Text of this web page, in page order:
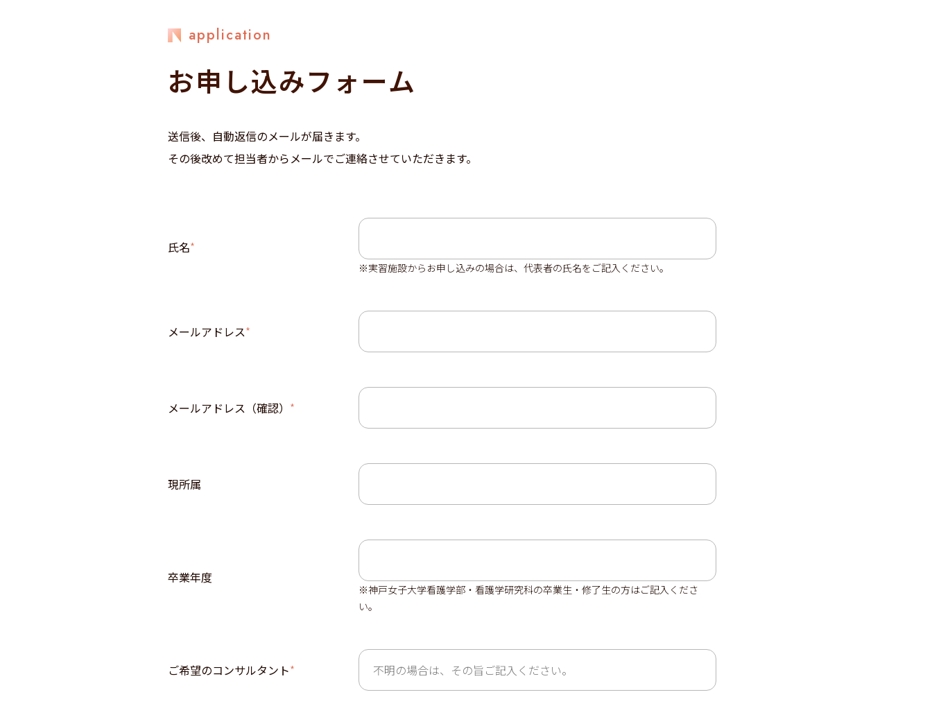
application
お申し込みフォーム
送信後、自動返信のメールが届きます。
その後改めて担当者からメールでご連絡させていただきます。
氏名*
※実習施設からお申し込みの場合は、代表者の氏名をご記入ください。
メールアドレス*
メールアドレス（確認） *
現所属
卒業年度
※神戸女子大学看護学部・看護学研究科の卒業生・修了生の方はご記入くださ
い。
ご希望のコンサルタント*